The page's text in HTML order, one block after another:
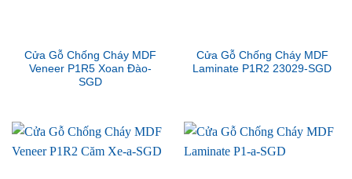
Cửa Gỗ Chống Cháy MDF
Veneer P1R5 Xoan Đào-
SGD
Cửa Gỗ Chống Cháy MDF
Laminate P1R2 23029-SGD